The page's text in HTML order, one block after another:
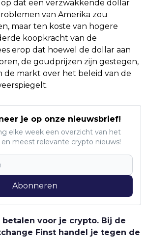
dat een verzwakkende dollar
van Amerika zou
maar ten koste van hogere
koopkracht van de
erop dat hoewel de dollar aan
de goudprijzen zijn gestegen,
de markt over het beleid van de
je op onze nieuwsbrief!
elke week een overzicht van het
en meest relevante crypto nieuws!
Abonneren
voor je crypto. Bij de
Finst handel je tegen de